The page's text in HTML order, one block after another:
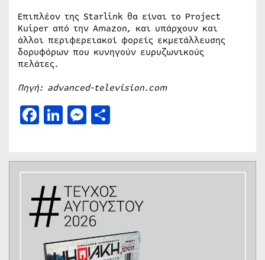
Επιπλέον της Starlink θα είναι το Project
Kuiper από την Amazon, και υπάρχουν και
άλλοι περιφερειακοί φορείς εκμετάλλευσης
δορυφόρων που κυνηγούν ευρυζωνικούς
πελάτες.
Πηγή: advanced-television.com
Facebook
LinkedIn
Messenger